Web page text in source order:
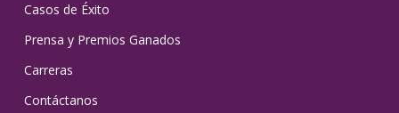
Casos de Éxito
Prensa y Premios Ganados
Carreras
Contáctanos